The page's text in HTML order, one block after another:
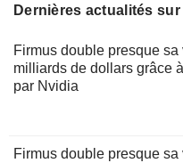
Dernières actualités
Firmus double presque
milliards de dollars grâce
par Nvidia
Firmus double presque